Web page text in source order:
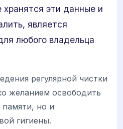
хранятся эти данные и
является
любого владельца
регулярной чистки
желанием освободить
но и
гигиены.